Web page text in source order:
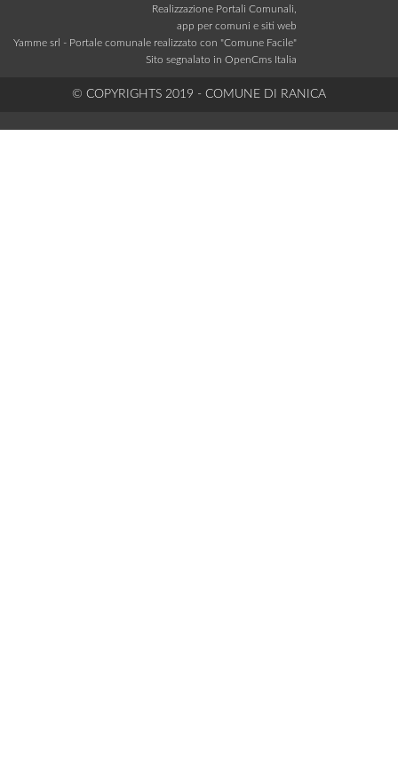
Realizzazione Portali Comunali,
app per comuni e siti web
Yamme srl - Portale comunale realizzato con "Comune Facile"
Sito segnalato in OpenCms Italia
© COPYRIGHTS 2019 - COMUNE DI RANICA